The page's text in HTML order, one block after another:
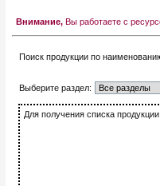
Внимание, Вы работаете с
Поиск продукции по
Выберите раздел:
Для получения списка